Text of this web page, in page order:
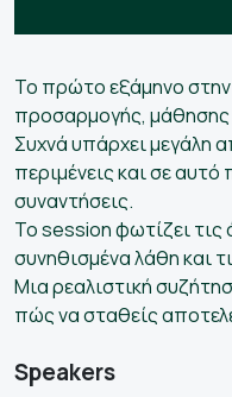
Το πρώτο εξάμηνο
προσαρμογής, μάθησης
Συχνά υπάρχει μεγάλη
περιμένεις και σε
συναντήσεις.
Το session φωτίζει τις
συνηθισμένα λάθη και
Μια ρεαλιστική
πώς να σταθείς
Speakers